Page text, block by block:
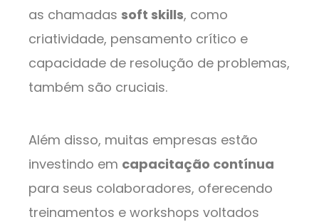
as chamadas soft skills, como
criatividade, pensamento crítico e
capacidade de resolução de problemas,
também são cruciais.
Além disso, muitas empresas estão
investindo em capacitação contínua
para seus colaboradores, oferecendo
treinamentos e workshops voltados